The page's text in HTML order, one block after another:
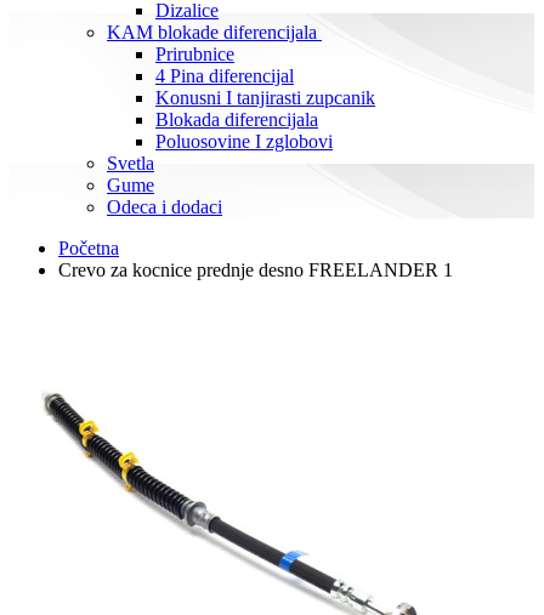
Dizalice
KAM blokade diferencijala
Prirubnice
4 Pina diferencijal
Konusni I tanjirasti zupcanik
Blokada diferencijala
Poluosovine I zglobovi
Svetla
Gume
Odeca i dodaci
Početna
Crevo za kocnice prednje desno FREELANDER 1